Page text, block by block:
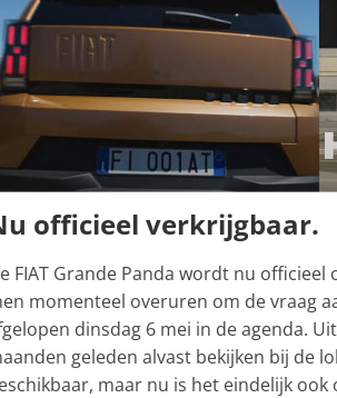
officieel verkrijgbaar.
FIAT Grande Panda wordt nu
momenteel overuren om de vraag
dinsdag 6 mei in de agenda.
geleden alvast bekijken bij de
maar nu is het eindelijk ook